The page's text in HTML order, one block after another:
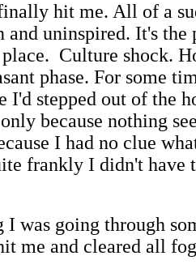
hit me. All of a
and uninspired. It's the
place. Culture shock.
phase. For some
I'd stepped out of the
because nothing
I had no clue
frankly I didn't have
was going through
me and cleared all